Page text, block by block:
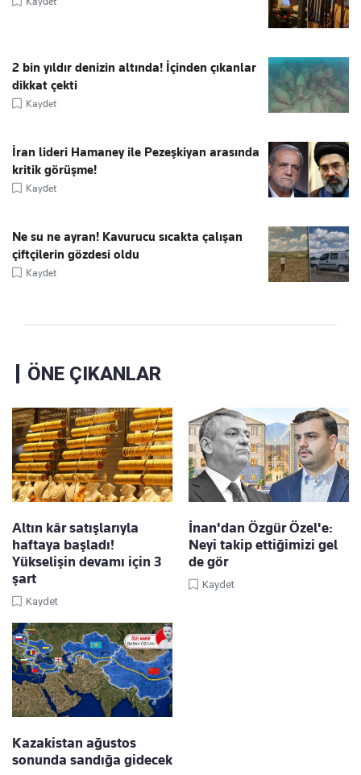
2 bin yıldır denizin altında! İçinden çıkanlar
dikkat çekti
Kaydet
İran lideri Hamaney ile Pezeşkiyan arasında
kritik görüşme!
Kaydet
Ne su ne ayran! Kavurucu sıcakta çalışan
çiftçilerin gözdesi oldu
Kaydet
ÖNE ÇIKANLAR
Altın kâr satışlarıyla
haftaya başladı!
Yükselişin devamı için 3
şart
Kaydet
İnan'dan Özgür Özel'e:
Neyi takip ettiğimizi gel
de gör
Kaydet
Kazakistan ağustos
sonunda sandığa gidecek